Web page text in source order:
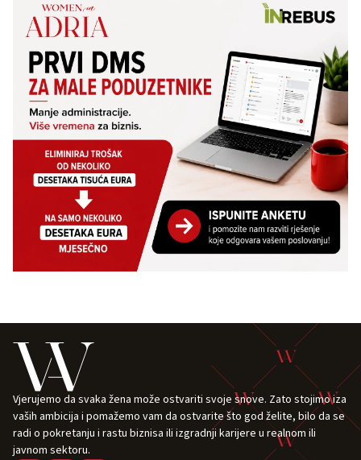
Vjerujemo da svaka žena može ostvariti svoje snove. Zato stojimo iza
vaših ambicija i pomažemo vam da ostvarite što god želite, bilo da se
radi o pokretanju i rastu biznisa ili izgradnji karijere u realnom ili
javnom sektoru.